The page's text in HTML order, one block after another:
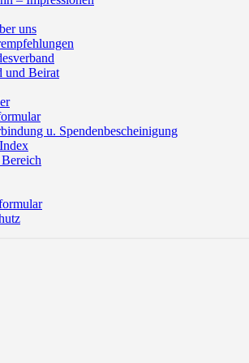
uns
und Beirat
u. Spendenbescheinigung